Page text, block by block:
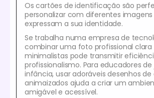
Os cartões de identificação são
personalizar com diferentes
expressam a sua identidade.
Se trabalha numa empresa de
combinar uma foto profissional
minimalistas pode transmitir
profissionalismo. Para educadores
infância, usar adoráveis desenhos de
animaizados ajuda a criar um
amigável e acessível.